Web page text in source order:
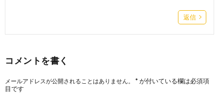
返信
コメントを書く
メールアドレスが公開されることはありません。 *が付いている欄は必須項
目です